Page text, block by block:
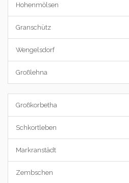
Hohenmölsen
Granschütz
Wengelsdorf
Großlehna
Großkorbetha
Schkortleben
Markranstädt
Zembschen